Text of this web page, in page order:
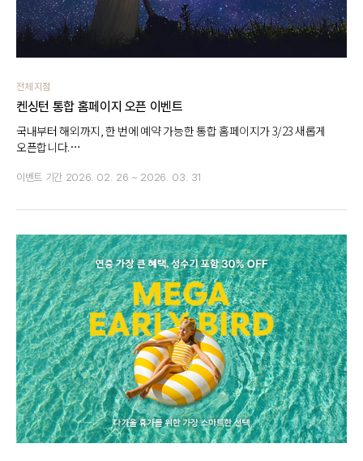
전체 지점
켄싱턴 통합 홈페이지 오픈 이벤트
국내부터 해외까지, 한 번에 예약 가능한 통합 홈페이지가 3/23 새롭게
오픈합니다.
이벤트 기간 2026. 02. 26 ~ 2026. 03. 31